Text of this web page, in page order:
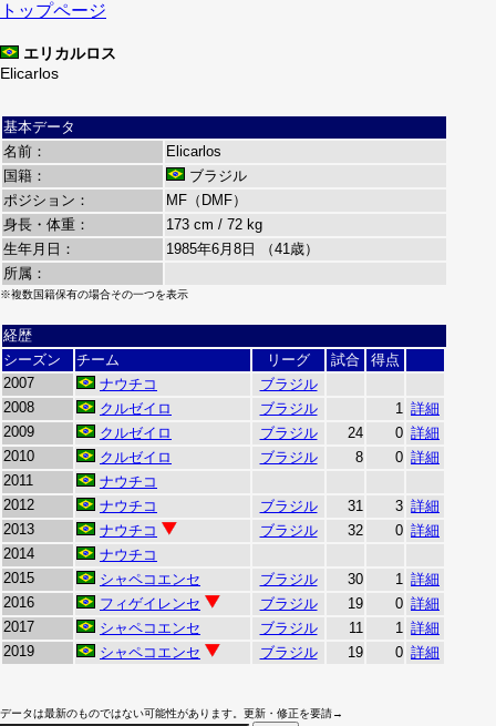
トップページ
エリカルロス
Elicarlos
基本データ
名前：
Elicarlos
国籍：
ブラジル
ポジション：
MF（DMF）
身長・体重：
173 cm / 72 kg
生年月日：
1985年6月8日 （41歳）
所属：
※複数国籍保有の場合その一つを表示
経歴
シーズン
チーム リーグ 試合
得点
2007
ナウチコ
ブラジル
2008
クルゼイロ ブラジル 1 詳細
2009
クルゼイロ ブラジル 24 0 詳細
2010
クルゼイロ ブラジル 8 0 詳細
2011
ナウチコ
2012
ナウチコ ブラジル 31 3 詳細
2013
ナウチコ ブラジル 32 0 詳細
2014
ナウチコ
2015
シャペコエンセ ブラジル 30 1 詳細
2016
フィゲイレンセ ブラジル 19 0 詳細
2017
シャペコエンセ ブラジル 11 1 詳細
2019
シャペコエンセ ブラジル 19 0 詳細
データは最新のものではない可能性があります。更新・修正を要請→